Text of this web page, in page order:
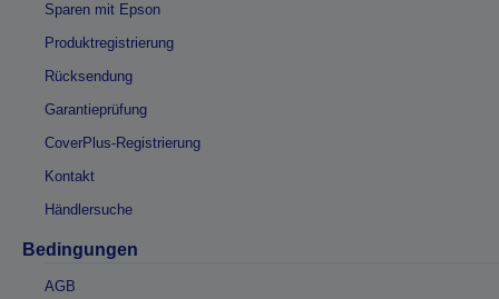
Sparen mit Epson
Produktregistrierung
Rücksendung
Garantieprüfung
CoverPlus-Registrierung
Kontakt
Händlersuche
Bedingungen
AGB